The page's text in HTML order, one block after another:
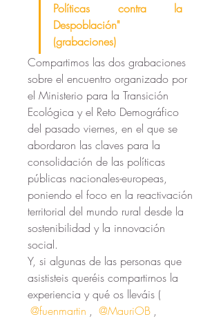
Políticas contra la
Despoblación"
(grabaciones)
Compartimos las dos grabaciones
sobre el encuentro organizado por
el Ministerio para la Transición
Ecológica y el Reto Demográfico
del pasado viernes, en el que se
abordaron las claves para la
consolidación de las políticas
públicas nacionales-europeas,
poniendo el foco en la reactivación
territorial del mundo rural desde la
sostenibilidad y la innovación
social.
Y, si algunas de las personas que
asististeis queréis compartirnos la
experiencia y qué os lleváis (
@fuenmartin , @MauriOB ,